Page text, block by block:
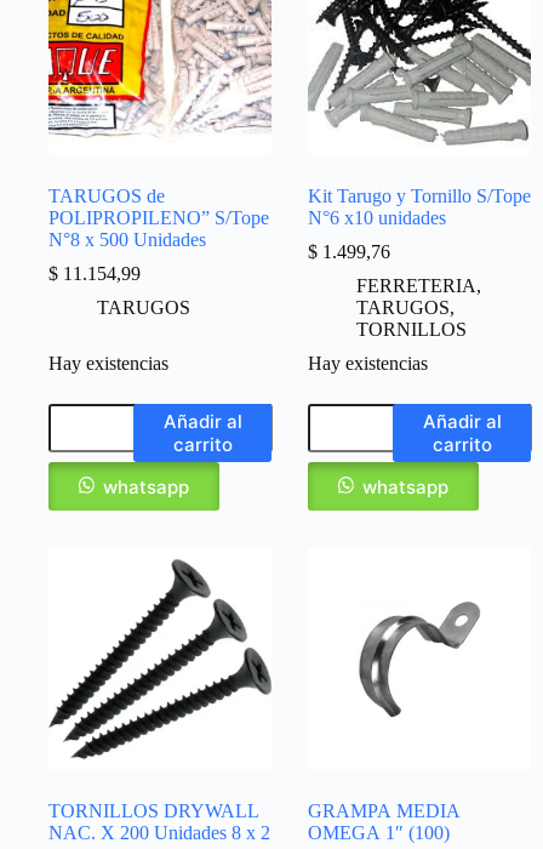
TARUGOS de
POLIPROPILENO” S/Tope
N°8 x 500 Unidades
$ 11.154,99
TARUGOS
Hay existencias
Añadir al
carrito
whatsapp
Kit Tarugo y Tornillo S/Tope
N°6 x10 unidades
$ 1.499,76
FERRETERIA,
TARUGOS,
TORNILLOS
Hay existencias
Añadir al
carrito
whatsapp
TORNILLOS DRYWALL
NAC. X 200 Unidades 8 x 2
GRAMPA MEDIA
OMEGA 1″ (100)